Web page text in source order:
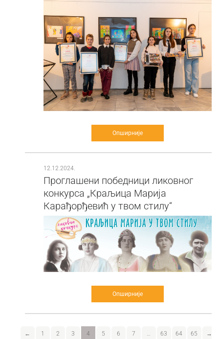
Опширније
12.12.2024.
Проглашени победници ликовног
конкурса „Краљица Марија
Карађорђевић у твом стилу“
Опширније
← 1 2 3 4 5 6 7 … 63 64 65 →